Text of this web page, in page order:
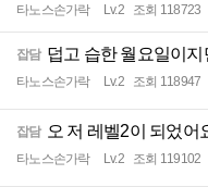
타노스손가락 Lv.2 조회 118723
잡담 덥고 습한 월요일이
타노스손가락 Lv.2 조회 118947
잡담 오 저 레벨2이 되었어
타노스손가락 Lv.2 조회 119102